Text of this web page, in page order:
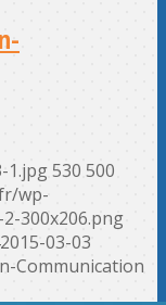
1.jpg530 500
wp-
300x206.png
2015-03-03
Communication